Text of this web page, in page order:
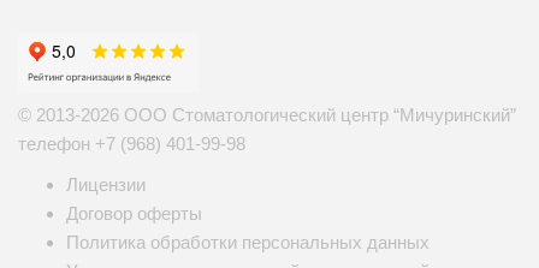
© 2013-2026 ООО Стоматологический центр “Мичуринский”
телефон +7 (968) 401-99-98
Лицензии
Договор оферты
Политика обработки персональных данных